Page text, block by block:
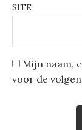
SITE
Mijn naam,
voor de